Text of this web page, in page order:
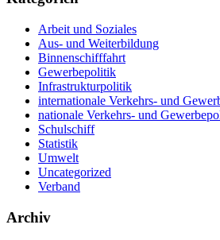
Arbeit und Soziales
Aus- und Weiterbildung
Binnenschifffahrt
Gewerbepolitik
Infrastrukturpolitik
internationale Verkehrs- und
nationale Verkehrs- und
Schulschiff
Statistik
Umwelt
Uncategorized
Verband
Archiv